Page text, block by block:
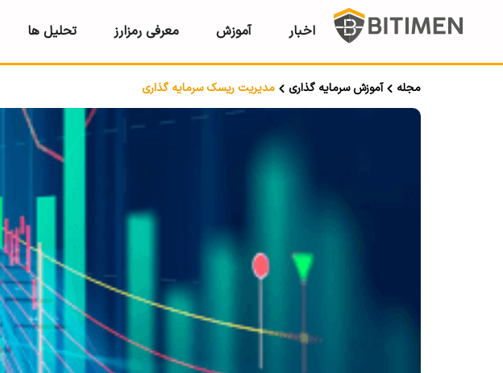
اخبار آموزش معرفی رمزارز تحلیل ها
مجله آموزش سرمایه گذاری مدیریت ریسک سرمایه گذاری